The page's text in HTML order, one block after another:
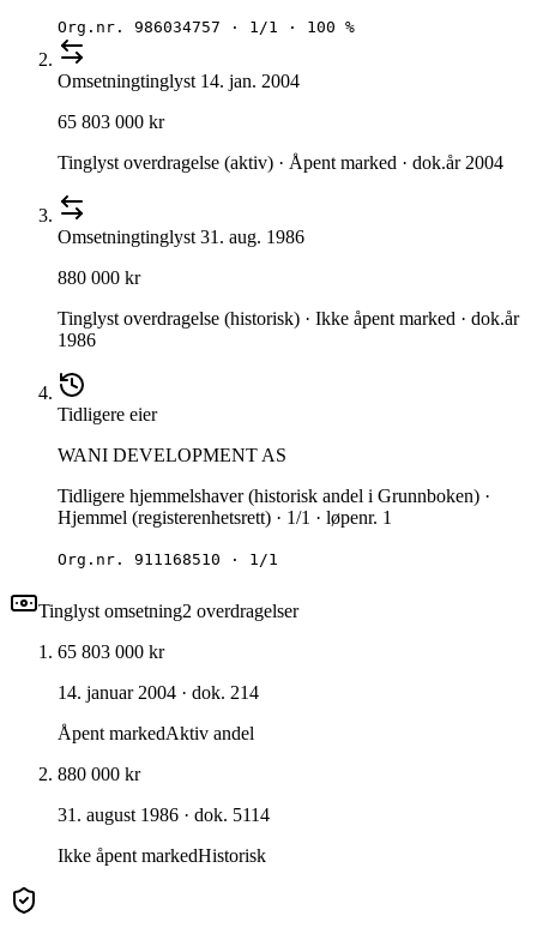
Org.nr. 986034757 · 1/1 · 100 %
Omsetningtinglyst 14. jan. 2004
65 803 000 kr
Tinglyst overdragelse (aktiv) · Åpent marked · dok.år 2004
Omsetningtinglyst 31. aug. 1986
880 000 kr
Tinglyst overdragelse (historisk) · Ikke åpent marked · dok.år
1986
Tidligere eier
WANI DEVELOPMENT AS
Tidligere hjemmelshaver (historisk andel i Grunnboken) ·
Hjemmel (registerenhetsrett) · 1/1 · løpenr. 1
Org.nr. 911168510 · 1/1
Tinglyst omsetning2 overdragelser
65 803 000 kr
14. januar 2004 · dok. 214
Åpent markedAktiv andel
880 000 kr
31. august 1986 · dok. 5114
Ikke åpent markedHistorisk